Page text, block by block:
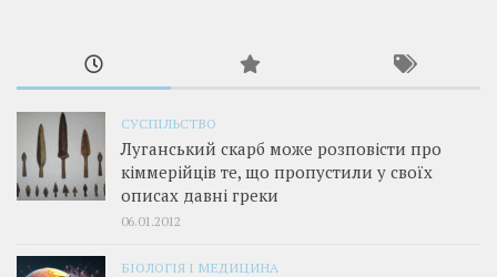
СУСПІЛЬСТВО
Луганський скарб може розповісти про
кіммерійців те, що пропустили у своїх
описах давні греки
06.01.2012
БІОЛОГІЯ І МЕДИЦИНА